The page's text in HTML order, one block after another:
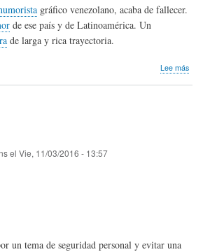
gráfico venezolano, acaba de fallecer.
de ese país y de Latinoamérica. Un
de larga y rica trayectoria.
Lee más
el Vie, 11/03/2016 - 13:57
un tema de seguridad personal y evitar una